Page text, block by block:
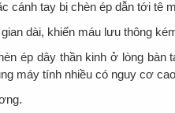
cánh tay bị chèn ép dẫn tới tê
dài, khiến máu lưu thông
ép dây thần kinh ở lòng bàn
máy tính nhiều có nguy cơ